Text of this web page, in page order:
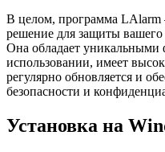
В целом, программа
решение для защиты вашего
Она обладает уникальными
использовании, имеет
регулярно обновляется и
безопасности и
Установка на